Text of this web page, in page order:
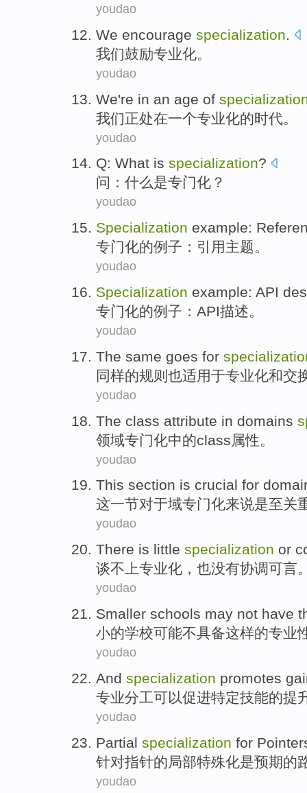
youdao
We encourage specialization.
我们鼓励专业化。
youdao
We're in an age of
我们正处在一个专业化的时代 。
youdao
Q: What is specialization?
问 ： 什么是专门化 ？
youdao
Specialization example:
专门化的例子 ： 引用主题。
youdao
Specialization example: API
专门化的例子 ： API描述。
youdao
The same goes for
同样的规则也适用于专业化和交
youdao
The class attribute in domains
领域专门化中的class属性 。
youdao
This section is crucial for
这一节对于域专门化来说是至关
youdao
There is little specialization or
谈不上专业化，也没有协调可言
youdao
Smaller schools may not have
小的学校可能不具备这样的专业
youdao
And specialization promotes
专业分工可以促进特定技能的提
youdao
Partial specialization for
针对指针的局部特殊化是预期的
youdao